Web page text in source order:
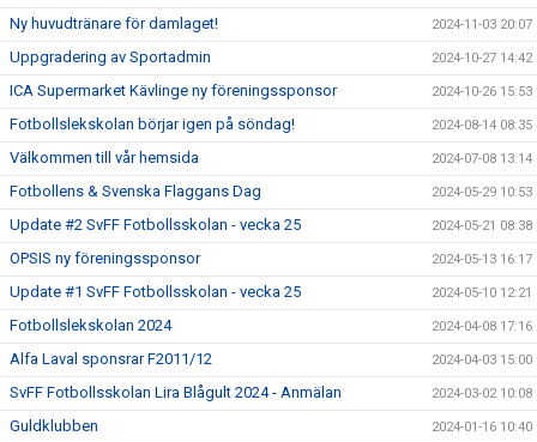
Ny huvudtränare för damlaget! 2024-11-03 20:07
Uppgradering av Sportadmin 2024-10-27 14:42
ICA Supermarket Kävlinge ny föreningssponsor 2024-10-26 15:53
Fotbollslekskolan börjar igen på söndag! 2024-08-14 08:35
Välkommen till vår hemsida 2024-07-08 13:14
Fotbollens & Svenska Flaggans Dag 2024-05-29 10:53
Update #2 SvFF Fotbollsskolan - vecka 25 2024-05-21 08:38
OPSIS ny föreningssponsor 2024-05-13 16:17
Update #1 SvFF Fotbollsskolan - vecka 25 2024-05-10 12:21
Fotbollslekskolan 2024 2024-04-08 17:16
Alfa Laval sponsrar F2011/12 2024-04-03 15:00
SvFF Fotbollsskolan Lira Blågult 2024 - Anmälan 2024-03-02 10:08
Guldklubben 2024-01-16 10:40